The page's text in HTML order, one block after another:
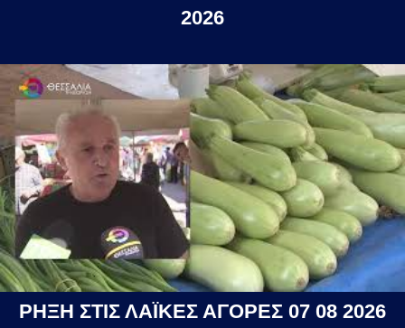
2026
ΡΗΞΗ ΣΤΙΣ ΛΑΪΚΕΣ ΑΓΟΡΕΣ 07 08 2026